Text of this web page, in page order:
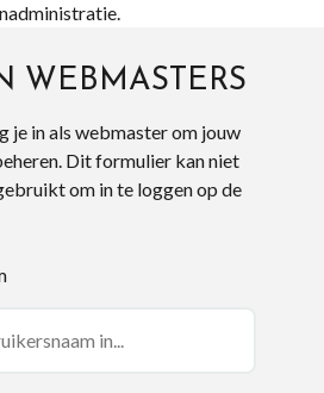
WEBMASTERS
in als webmaster om jouw
Dit formulier kan niet
om in te loggen op de